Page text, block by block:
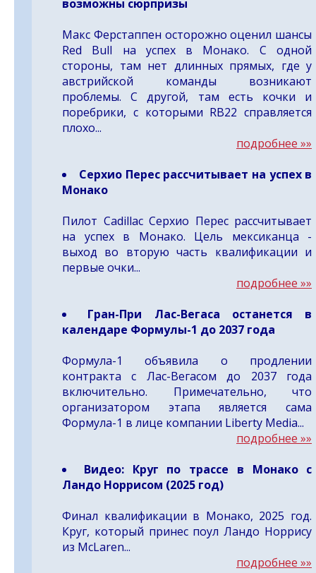
возможны сюрпризы
Макс Ферстаппен осторожно оценил шансы
Red Bull на успех в Монако. С одной
стороны, там нет длинных прямых, где у
австрийской команды возникают
проблемы. С другой, там есть кочки и
поребрики, с которыми RB22 справляется
плохо...
подробнее »»
Серхио Перес рассчитывает на успех в
Монако
Пилот Cadillac Серхио Перес рассчитывает
на успех в Монако. Цель мексиканца -
выход во вторую часть квалификации и
первые очки...
подробнее »»
Гран-При Лас-Вегаса останется в
календаре Формулы-1 до 2037 года
Формула-1 объявила о продлении
контракта с Лас-Вегасом до 2037 года
включительно. Примечательно, что
организатором этапа является сама
Формула-1 в лице компании Liberty Media...
подробнее »»
Видео:Круг по трассе в Монако с
Ландо Норрисом (2025 год)
Финал квалификации в Монако, 2025 год.
Круг, который принес поул Ландо Норрису
из McLaren...
подробнее »»